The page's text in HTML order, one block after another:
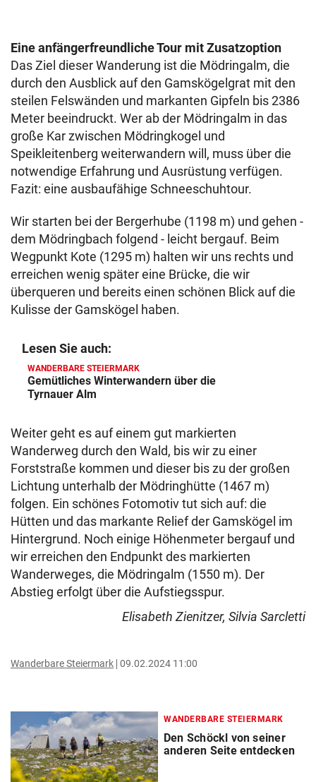
Eine anfängerfreundliche Tour mit Zusatzoption
Das Ziel dieser Wanderung ist die Mödringalm, die
durch den Ausblick auf den Gamskögelgrat mit den
steilen Felswänden und markanten Gipfeln bis 2386
Meter beeindruckt. Wer ab der Mödringalm in das
große Kar zwischen Mödringkogel und
Speikleitenberg weiterwandern will, muss über die
notwendige Erfahrung und Ausrüstung verfügen.
Fazit: eine ausbaufähige Schneeschuhtour.
Wir starten bei der Bergerhube (1198 m) und gehen -
dem Mödringbach folgend - leicht bergauf. Beim
Wegpunkt Kote (1295 m) halten wir uns rechts und
erreichen wenig später eine Brücke, die wir
überqueren und bereits einen schönen Blick auf die
Kulisse der Gamskögel haben.
Lesen Sie auch:
WANDERBARE STEIERMARK
Gemütliches Winterwandern über die
Tyrnauer Alm
Weiter geht es auf einem gut markierten
Wanderweg durch den Wald, bis wir zu einer
Forststraße kommen und dieser bis zu der großen
Lichtung unterhalb der Mödringhütte (1467 m)
folgen. Ein schönes Fotomotiv tut sich auf: die
Hütten und das markante Relief der Gamskögel im
Hintergrund. Noch einige Höhenmeter bergauf und
wir erreichen den Endpunkt des markierten
Wanderweges, die Mödringalm (1550 m). Der
Abstieg erfolgt über die Aufstiegsspur.
Elisabeth Zienitzer, Silvia Sarcletti
Wanderbare Steiermark 09.02.2024 11:00
WANDERBARE STEIERMARK
Den Schöckl von seiner
anderen Seite entdecken